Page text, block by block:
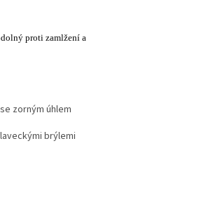
proti zamlžení a
zorným úhlem
brýlemi